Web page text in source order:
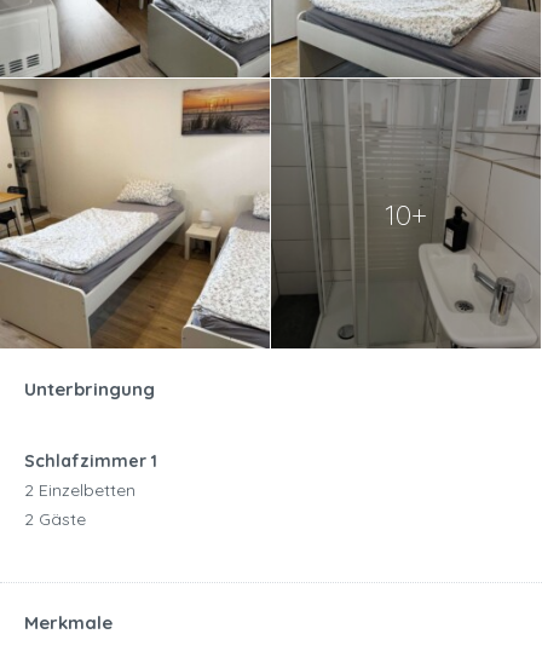
10+
Unterbringung
Schlafzimmer 1
2 Einzelbetten
2 Gäste
Merkmale